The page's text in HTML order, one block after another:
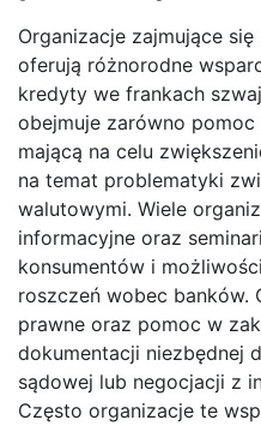
Organizacje zajmujące
oferują różnorodne
kredyty we frankach
obejmuje zarówno
mającą na celu
na temat problematyki
walutowymi. Wiele
informacyjne oraz
konsumentów i
roszczeń wobec banków.
prawne oraz pomoc w
dokumentacji niezbędnej
sądowej lub negocjacji z
Często organizacje te